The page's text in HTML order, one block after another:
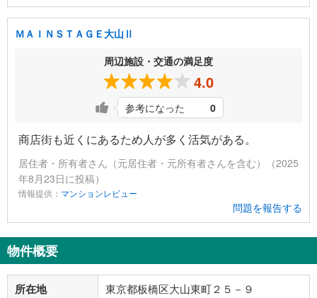
ＭＡＩＮＳＴＡＧＥ大山Ⅱ
周辺施設・交通の満足度
4.0
参考になった 0
商店街も近くにあるため人が多く活気がある。
居住者・所有者さん（元居住者・元所有者さんを含む）（2025
年8月23日に投稿）
情報提供： マンションレビュー
問題を報告する
物件概要
所在地 東京都板橋区大山東町２５－９